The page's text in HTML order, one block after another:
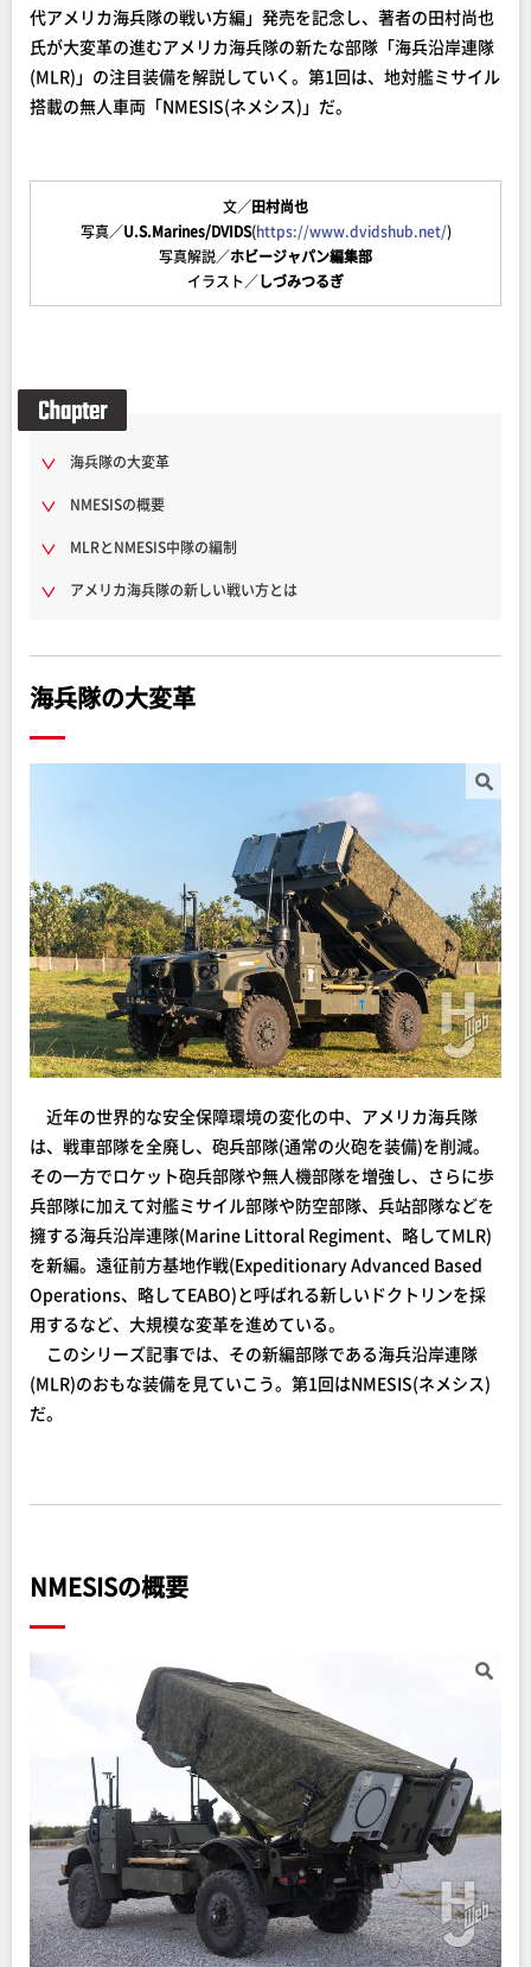
代アメリカ海兵隊の戦い方編」発売を記念し、著者の田村尚也
氏が大変革の進むアメリカ海兵隊の新たな部隊「海兵沿岸連隊
(MLR)」の注目装備を解説していく。第1回は、地対艦ミサイル
搭載の無人車両「NMESIS(ネメシス)」だ。
文／田村尚也
写真／U.S.Marines/DVIDS(https://www.dvidshub.net/)
写真解説／ホビージャパン編集部
イラスト／しづみつるぎ
海兵隊の大変革
NMESISの概要
MLRとNMESIS中隊の編制
アメリカ海兵隊の新しい戦い方とは
海兵隊の大変革
近年の世界的な安全保障環境の変化の中、アメリカ海兵隊
は、戦車部隊を全廃し、砲兵部隊(通常の火砲を装備)を削減。
その一方でロケット砲兵部隊や無人機部隊を増強し、さらに歩
兵部隊に加えて対艦ミサイル部隊や防空部隊、兵站部隊などを
擁する海兵沿岸連隊(Marine Littoral Regiment、略してMLR)
を新編。遠征前方基地作戦(Expeditionary Advanced Based
Operations、略してEABO)と呼ばれる新しいドクトリンを採
用するなど、大規模な変革を進めている。
このシリーズ記事では、その新編部隊である海兵沿岸連隊
(MLR)のおもな装備を見ていこう。第1回はNMESIS(ネメシス)
だ。
NMESISの概要